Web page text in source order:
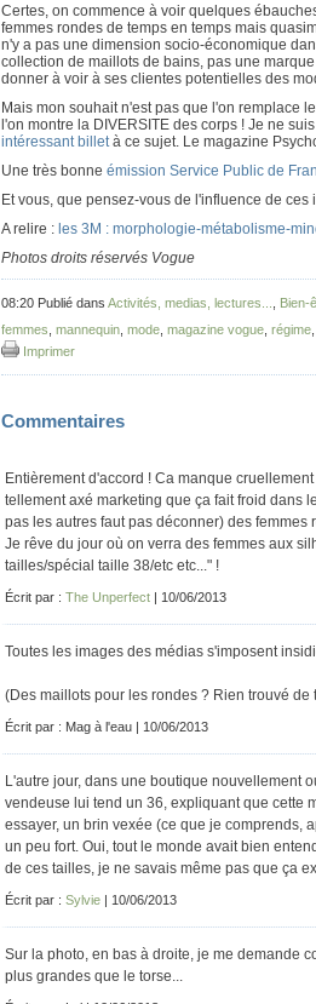
Certes, on commence à voir quelques
femmes rondes de temps en temps mais
n'y a pas une dimension socio-économique
collection de maillots de bains, pas une
donner à voir à ses clientes potentielles des
Mais mon souhait n'est pas que l'on remplace
l'on montre la DIVERSITE des corps ! Je ne
intéressant billet à ce sujet. Le magazine
Une très bonne émission Service Public de
Et vous, que pensez-vous de l'influence de
A relire : les 3M : morphologie-métabolisme-
Photos droits réservés Vogue
08:20 Publié dans Activités, medias, lectures... Bien-
femmes mannequin mode magazine vogue régime
Imprimer
Commentaires
Entièrement d'accord ! Ca manque
tellement axé marketing que ça fait froid dans
pas les autres faut pas déconner) des femmes
Je rêve du jour où on verra des femmes aux
tailles/spécial taille 38/etc etc..." !
Écrit par : The Unperfect | 10/06/2013
Toutes les images des médias s'imposent
(Des maillots pour les rondes ? Rien trouvé de
Écrit par : Mag à l'eau | 10/06/2013
L'autre jour, dans une boutique nouvellement
vendeuse lui tend un 36, expliquant que cette
essayer, un brin vexée (ce que je comprends,
un peu fort. Oui, tout le monde avait bien
de ces tailles, je ne savais même pas que ça
Écrit par : Sylvie | 10/06/2013
Sur la photo, en bas à droite, je me demande
plus grandes que le torse...